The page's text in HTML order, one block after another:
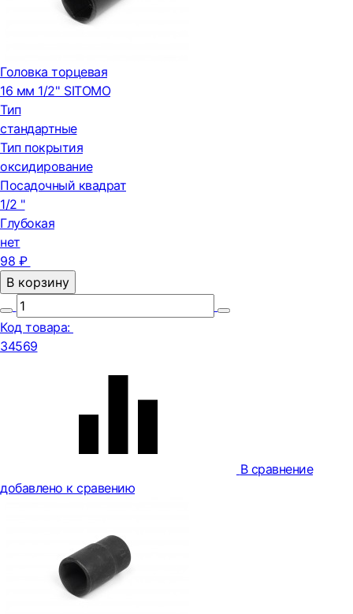
Головка торцевая
16 мм 1/2'' SITOMO
Тип
стандартные
Тип покрытия
оксидирование
Посадочный квадрат
1/2 "
Глубокая
нет
98 ₽
В корзину
Код товара:
34569
В сравнение
добавлено к сравению